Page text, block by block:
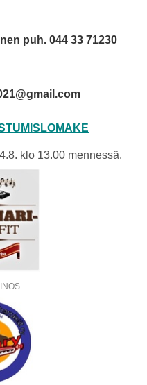
puh. 044 33 71230
klo 13.00 mennessä.